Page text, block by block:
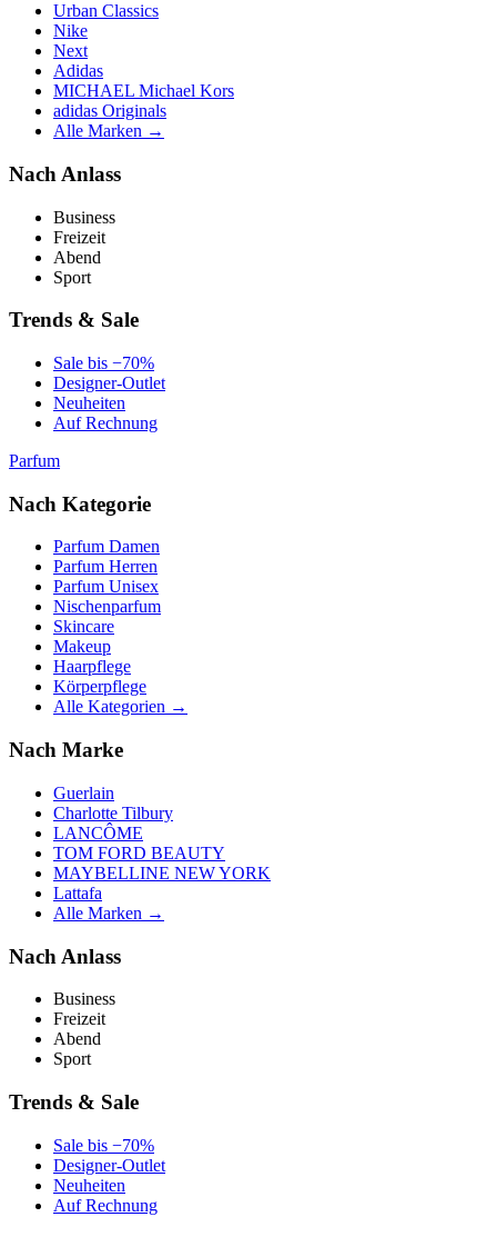
Urban Classics
Nike
Next
Adidas
MICHAEL Michael Kors
adidas Originals
Alle Marken →
Nach Anlass
Business
Freizeit
Abend
Sport
Trends & Sale
Sale bis −70%
Designer-Outlet
Neuheiten
Auf Rechnung
Parfum
Nach Kategorie
Parfum Damen
Parfum Herren
Parfum Unisex
Nischenparfum
Skincare
Makeup
Haarpflege
Körperpflege
Alle Kategorien →
Nach Marke
Guerlain
Charlotte Tilbury
LANCÔME
TOM FORD BEAUTY
MAYBELLINE NEW YORK
Lattafa
Alle Marken →
Nach Anlass
Business
Freizeit
Abend
Sport
Trends & Sale
Sale bis −70%
Designer-Outlet
Neuheiten
Auf Rechnung